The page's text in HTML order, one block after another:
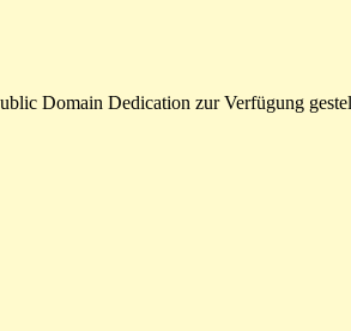
Domain Dedication zur Verfügung